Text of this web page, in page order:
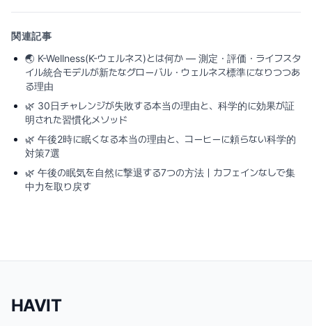
関連記事
🌏 K-Wellness(K-ウェルネス)とは何か ― 測定・評価・ライフスタ
イル統合モデルが新たなグローバル・ウェルネス標準になりつつあ
る理由
🌿 30日チャレンジが失敗する本当の理由と、科学的に効果が証
明された習慣化メソッド
🌿 午後2時に眠くなる本当の理由と、コーヒーに頼らない科学的
対策7選
🌿 午後の眠気を自然に撃退する7つの方法｜カフェインなしで集
中力を取り戻す
HAVIT